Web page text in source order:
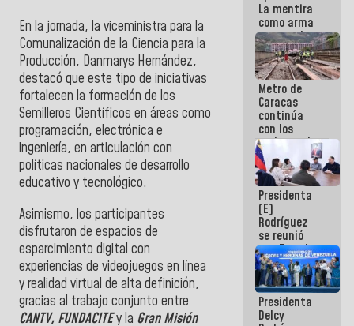
‎En la jornada, la viceministra para la
Comunalización de la Ciencia para la
Producción, Danmarys Hernández,
destacó que este tipo de iniciativas
fortalecen la formación de los
Semilleros Científicos en áreas como
programación, electrónica e
ingeniería, en articulación con
políticas nacionales de desarrollo
educativo y tecnológico.
Asimismo, los participantes
disfrutaron de espacios de
esparcimiento digital con
experiencias de videojuegos en línea
y realidad virtual de alta definición,
gracias al trabajo conjunto entre
CANTV, FUNDACITEy la Gran Misión
La mentira
como arma
contra el
Pueblo
Metro de
Caracas
continúa
con los
trabajos de
mantenimiento
e inspección
en la Línea 2
Presidenta
(E)
Rodríguez
se reunió
con Estado
Mayor
Eléctrico
para
abordar
planes de
Presidenta
Delcy